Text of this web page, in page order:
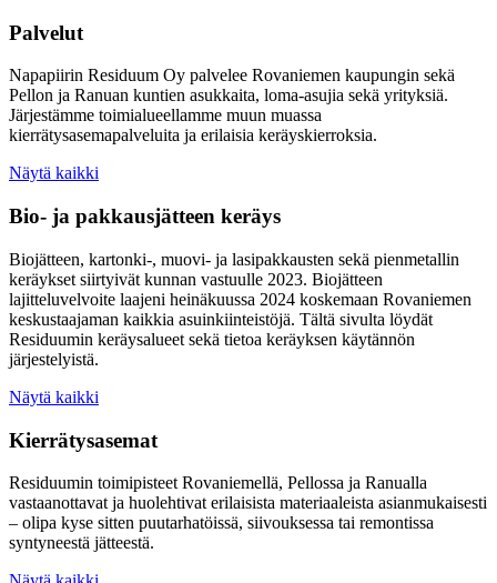
Palvelut
Napapiirin Residuum Oy palvelee Rovaniemen kaupungin sekä
Pellon ja Ranuan kuntien asukkaita, loma-asujia sekä yrityksiä.
Järjestämme toimialueellamme muun muassa
kierrätysasemapalveluita ja erilaisia keräyskierroksia.
Näytä kaikki
Bio- ja pakkausjätteen keräys
Biojätteen, kartonki-, muovi- ja lasipakkausten sekä pienmetallin
keräykset siirtyivät kunnan vastuulle 2023. Biojätteen
lajitteluvelvoite laajeni heinäkuussa 2024 koskemaan Rovaniemen
keskustaajaman kaikkia asuinkiinteistöjä. Tältä sivulta löydät
Residuumin keräysalueet sekä tietoa keräyksen käytännön
järjestelyistä.
Näytä kaikki
Kierrätysasemat
Residuumin toimipisteet Rovaniemellä, Pellossa ja Ranualla
vastaanottavat ja huolehtivat erilaisista materiaaleista asianmukaisesti
– olipa kyse sitten puutarhatöissä, siivouksessa tai remontissa
syntyneestä jätteestä.